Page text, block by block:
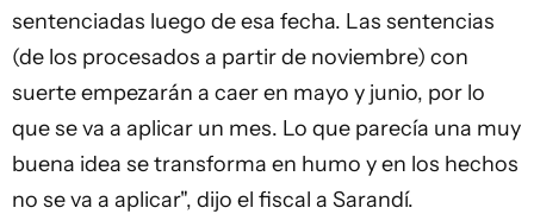
sentenciadas luego de esa fecha. Las sentencias
(de los procesados a partir de noviembre) con
suerte empezarán a caer en mayo y junio, por lo
que se va a aplicar un mes. Lo que parecía una muy
buena idea se transforma en humo y en los hechos
no se va a aplicar", dijo el fiscal a Sarandí.